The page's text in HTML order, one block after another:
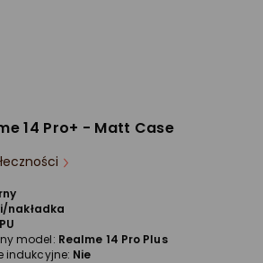
14 Pro+ - Matt Case
nakładka
model: Realme 14 Pro Plus
indukcyjne: Nie